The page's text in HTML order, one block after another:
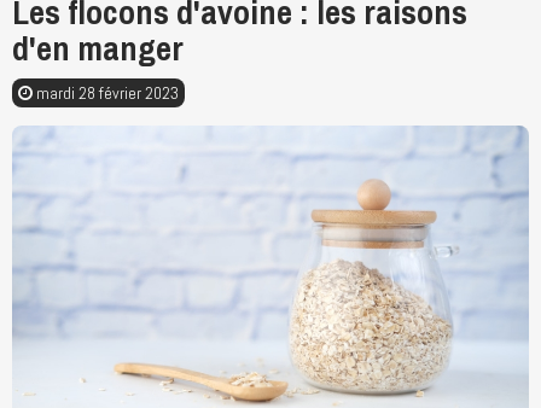
Les flocons d'avoine : les raisons
d'en manger
mardi 28 février 2023